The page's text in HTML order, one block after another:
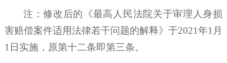
注：修改后的《最高人民法院关于审理人身损
害赔偿案件适用法律若干问题的解释》于2021年1月
1日实施，原第十二条即第三条。